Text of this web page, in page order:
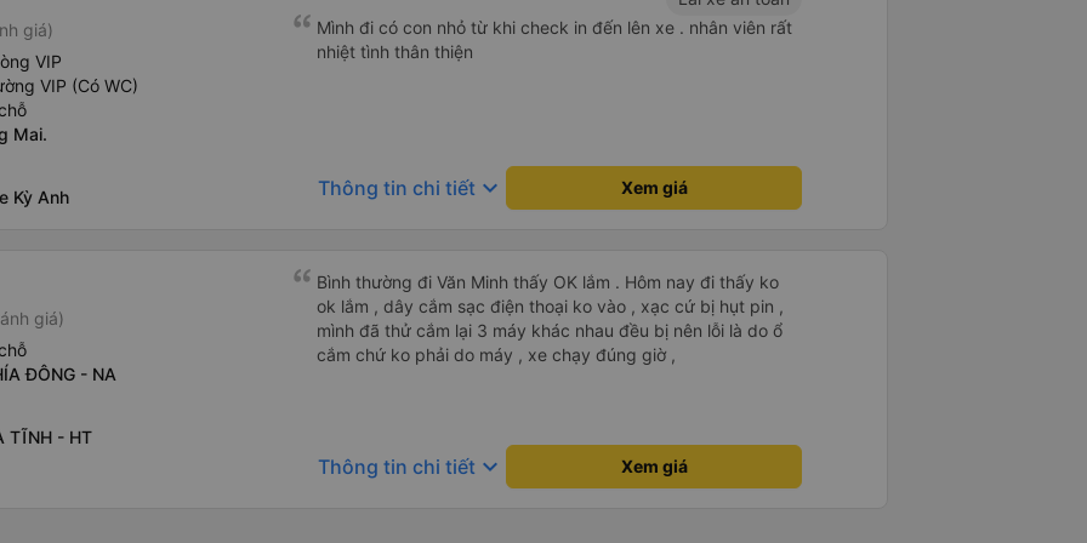
giá)
VIP
VIP (Có WC)
Mai.
Kỳ Anh
Mình đi có con nhỏ từ khi check in đến lên xe . nhân viên rất
nhiệt tình thân thiện
Thông tin chi tiết keyboard_arrow_down Xem giá
giá)
ĐÔNG - NA
TĨNH - HT
Bình thường đi Văn Minh thấy OK lắm . Hôm nay đi thấy ko
ok lắm , dây cắm sạc điện thoại ko vào , xạc cứ bị hụt pin ,
mình đã thử cắm lại 3 máy khác nhau đều bị nên lỗi là do ổ
cắm chứ ko phải do máy , xe chạy đúng giờ ,
Thông tin chi tiết keyboard_arrow_down Xem giá